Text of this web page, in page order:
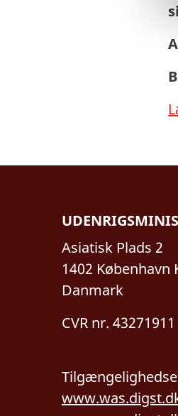
Asiatisk Plads 2
1402 København
Danmark
CVR nr. 43271911